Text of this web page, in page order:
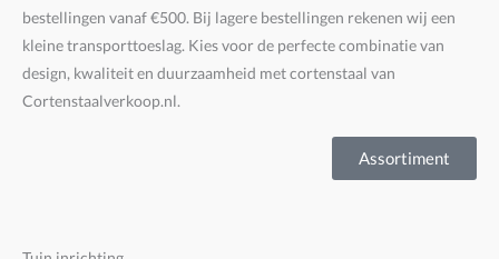
bestellingen vanaf €500. Bij lagere bestellingen rekenen wij een
kleine transporttoeslag. Kies voor de perfecte combinatie van
design, kwaliteit en duurzaamheid met cortenstaal van
Cortenstaalverkoop.nl.
Assortiment